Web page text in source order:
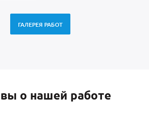
ГАЛЕРЕЯ РАБОТ
о нашей работе